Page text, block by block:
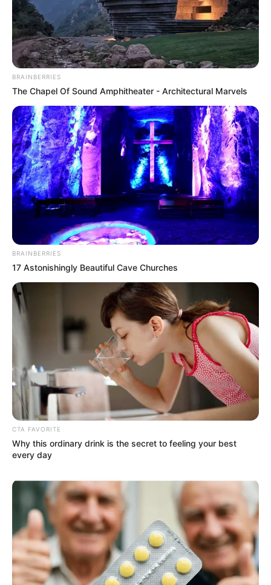
BRAINBERRIES
The Chapel Of Sound Amphitheater - Architectural Marvels
BRAINBERRIES
17 Astonishingly Beautiful Cave Churches
CTA FAVORITE
Why this ordinary drink is the secret to feeling your best
every day